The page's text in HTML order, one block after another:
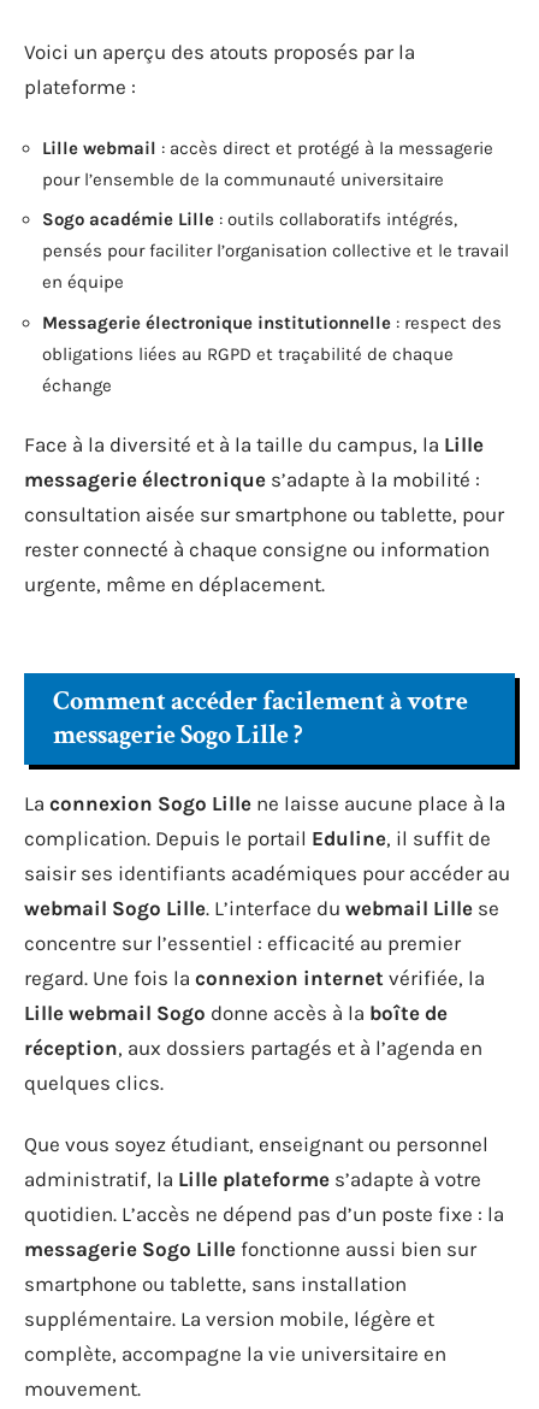
Voici un aperçu des atouts proposés par la
plateforme :
Lille webmail : accès direct et protégé à la messagerie
pour l’ensemble de la communauté universitaire
Sogo académie Lille : outils collaboratifs intégrés,
pensés pour faciliter l’organisation collective et le travail
en équipe
Messagerie électronique institutionnelle : respect des
obligations liées au RGPD et traçabilité de chaque
échange
Face à la diversité et à la taille du campus, la Lille
messagerie électronique s’adapte à la mobilité :
consultation aisée sur smartphone ou tablette, pour
rester connecté à chaque consigne ou information
urgente, même en déplacement.
Comment accéder facilement à votre
messagerie Sogo Lille ?
La connexion Sogo Lille ne laisse aucune place à la
complication. Depuis le portail Eduline, il suffit de
saisir ses identifiants académiques pour accéder au
webmail Sogo Lille. L’interface du webmail Lille se
concentre sur l’essentiel : efficacité au premier
regard. Une fois la connexion internet vérifiée, la
Lille webmail Sogo donne accès à la boîte de
réception, aux dossiers partagés et à l’agenda en
quelques clics.
Que vous soyez étudiant, enseignant ou personnel
administratif, la Lille plateforme s’adapte à votre
quotidien. L’accès ne dépend pas d’un poste fixe : la
messagerie Sogo Lille fonctionne aussi bien sur
smartphone ou tablette, sans installation
supplémentaire. La version mobile, légère et
complète, accompagne la vie universitaire en
mouvement.